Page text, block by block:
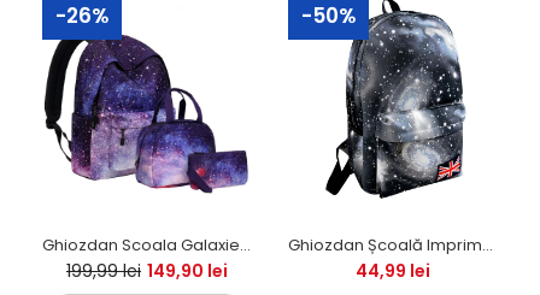
-26%
Ghiozdan Scoala Galaxie SET 3 BUC. (ghiozdan, geantuta, penar) - PREMIUM
199,99 lei 149,90 lei
-50%
Ghiozdan Școală Imprimeu Galaxie
44,99 lei